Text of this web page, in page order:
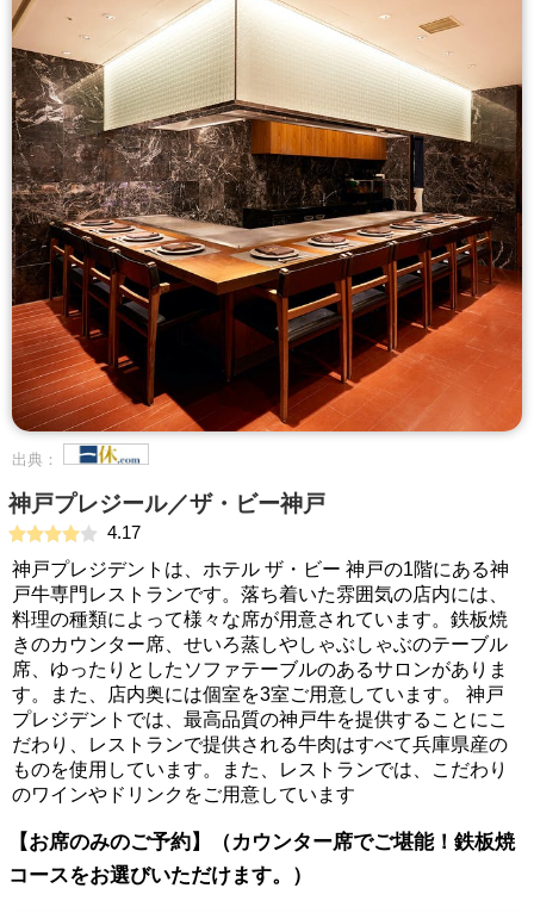
出典：
神戸プレジール／ザ・ビー神戸
4.17
神戸プレジデントは、ホテル ザ・ビー 神戸の1階にある神
戸牛専門レストランです。落ち着いた雰囲気の店内には、
料理の種類によって様々な席が用意されています。鉄板焼
きのカウンター席、せいろ蒸しやしゃぶしゃぶのテーブル
席、ゆったりとしたソファテーブルのあるサロンがありま
す。また、店内奥には個室を3室ご用意しています。 神戸
プレジデントでは、最高品質の神戸牛を提供することにこ
だわり、レストランで提供される牛肉はすべて兵庫県産の
ものを使用しています。また、レストランでは、こだわり
のワインやドリンクをご用意しています
【お席のみのご予約】（カウンター席でご堪能！鉄板焼
コースをお選びいただけます。）